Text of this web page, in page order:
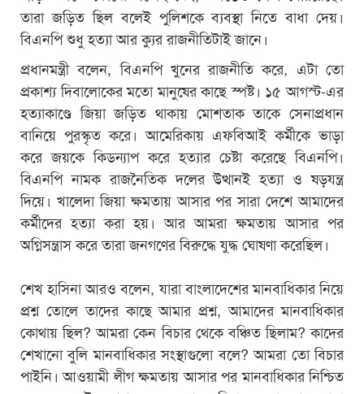
তারা জড়িত ছিল বলেই পুলিশকে ব্যবস্থা নিতে বাধা দেয়।
বিএনপি শুধু হত্যা আর ক্যুর রাজনীতিটাই জানে।
প্রধানমন্ত্রী বলেন, বিএনপি খুনের রাজনীতি করে, এটা তো
প্রকাশ্য দিবালোকের মতো মানুষের কাছে স্পষ্ট। ১৫ আগস্ট-এর
হত্যাকাণ্ডে জিয়া জড়িত থাকায় মোশতাক তাকে সেনাপ্রধান
বানিয়ে পুরস্কৃত করে। আমেরিকায় এফবিআই কর্মীকে ভাড়া
করে জয়কে কিডন্যাপ করে হত্যার চেষ্টা করেছে বিএনপি।
বিএনপি নামক রাজনৈতিক দলের উত্থানই হত্যা ও ষড়যন্ত্র
দিয়ে। খালেদা জিয়া ক্ষমতায় আসার পর সারা দেশে আমাদের
কর্মীদের হত্যা করা হয়। আর আমরা ক্ষমতায় আসার পর
অগ্নিসন্ত্রাস করে তারা জনগণের বিরুদ্ধে যুদ্ধ ঘোষণা করেছিল।
শেখ হাসিনা আরও বলেন, যারা বাংলাদেশের মানবাধিকার নিয়ে
প্রশ্ন তোলে তাদের কাছে আমার প্রশ্ন, আমাদের মানবাধিকার
কোথায় ছিল? আমরা কেন বিচার থেকে বঞ্চিত ছিলাম? কাদের
শেখানো বুলি মানবাধিকার সংস্থাগুলো বলে? আমরা তো বিচার
পাইনি। আওয়ামী লীগ ক্ষমতায় আসার পর মানবাধিকার নিশ্চিত